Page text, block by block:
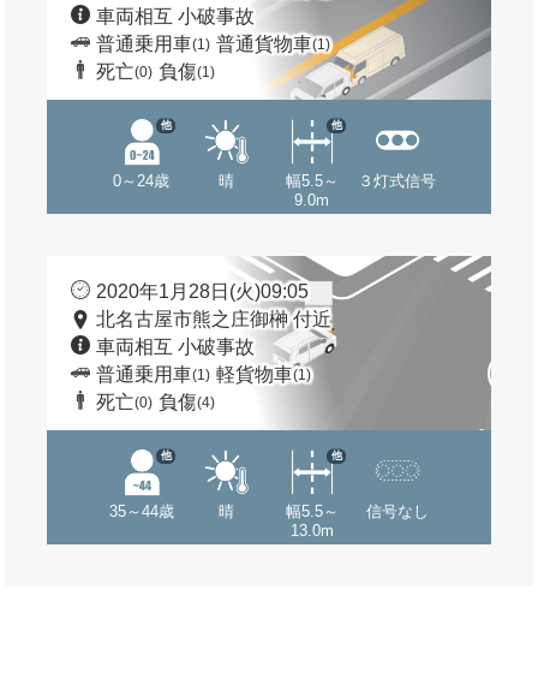
車両相互 小破事故
普通乗用車(1) 普通貨物車(1)
死亡(0) 負傷(1)
0～24歳
他
晴
幅5.5～
9.0m
他
３灯式信号
2020年1月28日(火)09:05
北名古屋市熊之庄御榊 付近
車両相互 小破事故
普通乗用車(1) 軽貨物車(1)
死亡(0) 負傷(4)
35～44歳
他
晴
幅5.5～
13.0m
他
信号なし